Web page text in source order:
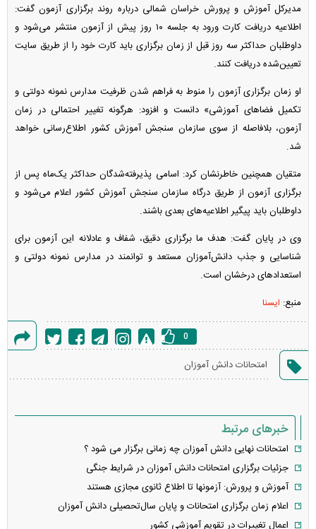
مدیرکل آموزش و پرورش خراسان شمالی درباره روند برگزاری آزمون گفت:
اطلاعیه دریافت کارت ورود به جلسه ۱۰ روز پیش از آزمون منتشر می‌شود و
داوطلبان حداکثر سه روز قبل از زمان برگزاری باید کارت خود را از طریق سایت
تعیین‌شده دریافت کنند.
او زمان برگزاری آزمون را منوط به فراهم شدن ظرفیت مدارس نمونه دولتی و
تکمیل فضا‌های آموزشی» دانست و افزود: هرگونه تغییر احتمالی در زمان
آزمون، بلافاصله از سوی سازمان سنجش آموزش کشور اطلاع‌رسانی خواهد
شد.
متقیان همچنین خاطرنشان کرد: اسامی پذیرفته‌شدگان حداکثر یک‌ماه پس از
برگزاری آزمون از طریق درگاه سازمان سنجش آموزش کشور اعلام می‌شود و
داوطلبان باید پیگیر اطلاعیه‌های بعدی باشند.
وی در پایان گفت: هدف ما برگزاری دقیق، شفاف و عادلانه این آزمون برای
شناسایی و جذب دانش‌آموزان مستعد و توانمند در مدارس نمونه دولتی و
استعداد‌های درخشان است.
منبع: ایسنا
خطا
0
امتحانات دانش آموزان
خبرهای مرتبط
امتحانات نهایی دانش آموزان چه زمانی برگزار می شود ؟
جزئیات برگزاری امتحانات دانش آموزان در شرایط جنگی
آموزش و پرورش: آزمونها تا اطلاع ثانوی مجازی هستند
اعلام زمان برگزاری امتحانات و پایان سال‌تحصیلی دانش آموزان
اعمال تغییرات در تقویم آموزشی کشور